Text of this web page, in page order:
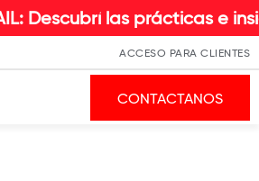
e insights que
ACCESO PARA CLIENTES
CONTACTANOS